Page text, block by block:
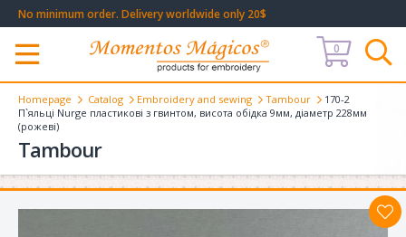
No minimum order. Delivery worldwide only 20$
Меню
0
Homepage Catalog Embroidery and sewing Tambour
170-2
П`яльці Nurge пластикові з гвинтом, висота обідка 9мм, діаметр 228мм
(рожеві)
Tambour